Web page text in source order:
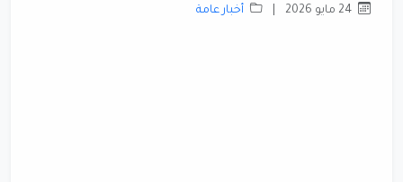
أخبار عامة